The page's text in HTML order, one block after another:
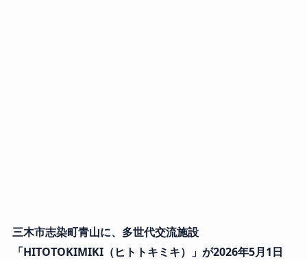
三木市志染町青山に、多世代交流施設
「HITOTOKIMIKI（ヒトトキミキ）」が2026年5月1日